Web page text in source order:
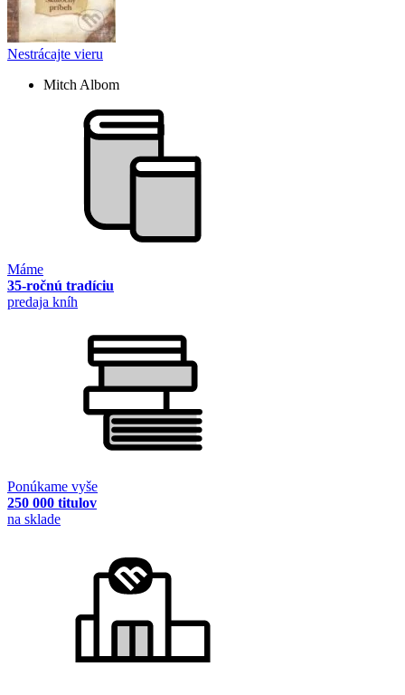
Nestrácajte vieru
Mitch Albom
Máme
35-ročnú tradíciu
predaja kníh
Ponúkame vyše
250 000 titulov
na sklade